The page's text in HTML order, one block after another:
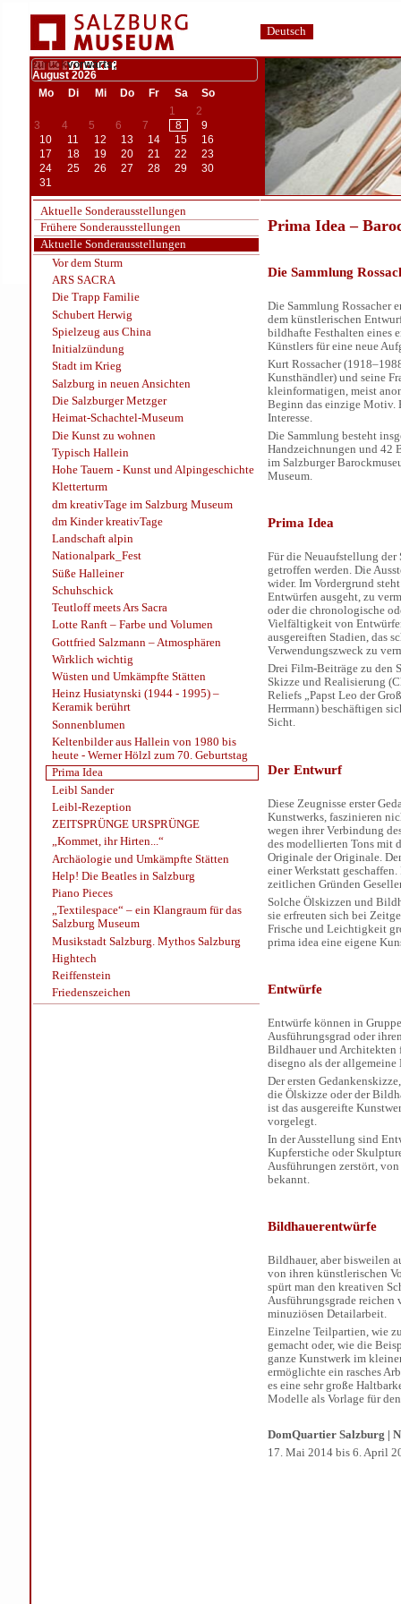
zurückvorwärts;
August 2026
Mo
Di Mi Do Fr Sa
So
1
2
3
4 5 6 7 8
9
10
11 12 13 14 15
16
17
18 19 20 21 22
23
24
25 26 27 28 29
30
31
Aktuelle Sonderausstellungen
Frühere Sonderausstellungen
Aktuelle Sonderausstellungen
Vor dem Sturm
ARS SACRA
Die Trapp Familie
Schubert Herwig
Spielzeug aus China
Initialzündung
Stadt im Krieg
Salzburg in neuen Ansichten
Die Salzburger Metzger
Heimat-Schachtel-Museum
Die Kunst zu wohnen
Typisch Hallein
Hohe Tauern - Kunst und Alpingeschichte
Kletterturm
dm kreativTage im Salzburg Museum
dm Kinder kreativTage
Landschaft alpin
Nationalpark_Fest
Süße Halleiner
Schuhschick
Teutloff meets Ars Sacra
Lotte Ranft – Farbe und Volumen
Gottfried Salzmann – Atmosphären
Wirklich wichtig
Wüsten und Umkämpfte Stätten
Heinz Husiatynski (1944 - 1995) –
Keramik berührt
Sonnenblumen
Keltenbilder aus Hallein von 1980 bis
heute - Werner Hölzl zum 70. Geburtstag
Prima Idea
Leibl Sander
Leibl-Rezeption
ZEITSPRÜNGE URSPRÜNGE
„Kommet, ihr Hirten...“
Archäologie und Umkämpfte Stätten
Help! Die Beatles in Salzburg
Piano Pieces
„Textilespace“ – ein Klangraum für das
Salzburg Museum
Musikstadt Salzburg. Mythos Salzburg
Hightech
Reiffenstein
Friedenszeichen
Prima Idea –
Die Sammlung
Die Sammlung Rossacher
dem künstlerischen
bildhafte Festhalten eines
Künstlers für eine neue
Kurt Rossacher
Kunsthändler) und seine
kleinformatigen, meist
Beginn das einzige Motiv.
Interesse.
Die Sammlung besteht
Handzeichnungen und 42
im Salzburger
Museum.
Prima Idea
Für die Neuaufstellung der
getroffen werden. Die
wider. Im Vordergrund
Entwürfen ausgeht, zu
oder die chronologische
Vielfältigkeit von
ausgereiften Stadien, das
Verwendungszweck zu
Drei Film-Beiträge zu den
Skizze und Realisierung
Reliefs „Papst Leo der
Herrmann) beschäftigen
Sicht.
Der Entwurf
Diese Zeugnisse erster
Kunstwerks, faszinieren
wegen ihrer Verbindung
des modellierten Tons mit
Originale der Originale.
einer Werkstatt
zeitlichen Gründen
Solche Ölskizzen und
sie erfreuten sich bei
Frische und Leichtigkeit
prima idea eine eigene
Entwürfe
Entwürfe können in
Ausführungsgrad oder
Bildhauer und Architekten
disegno als der
Der ersten
die Ölskizze oder der
ist das ausgereifte
vorgelegt.
In der Ausstellung sind
Kupferstiche oder
Ausführungen zerstört,
bekannt.
Bildhauerentwürfe
Bildhauer, aber bisweilen
von ihren künstlerischen
spürt man den kreativen
Ausführungsgrade reichen
minuziösen Detailarbeit.
Einzelne Teilpartien, wie
gemacht oder, wie die
ganze Kunstwerk im
ermöglichte ein rasches
es eine sehr große
Modelle als Vorlage für
DomQuartier Salzburg
|
17. Mai 2014 bis 6. April
Deutsch